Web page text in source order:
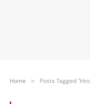
Home » Posts Tagged